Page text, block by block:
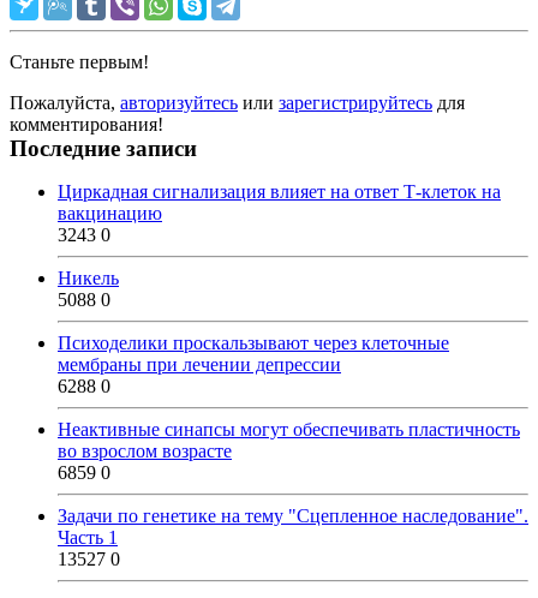
Станьте первым!
Пожалуйста, авторизуйтесь или зарегистрируйтесь для
комментирования!
Последние записи
Циркадная сигнализация влияет на ответ Т-клеток на
вакцинацию
3243 0
Никель
5088 0
Психоделики проскальзывают через клеточные
мембраны при лечении депрессии
6288 0
Неактивные синапсы могут обеспечивать пластичность
во взрослом возрасте
6859 0
Задачи по генетике на тему "Сцепленное наследование".
Часть 1
13527 0